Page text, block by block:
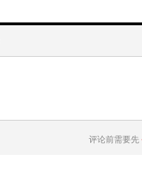
评论前需要先